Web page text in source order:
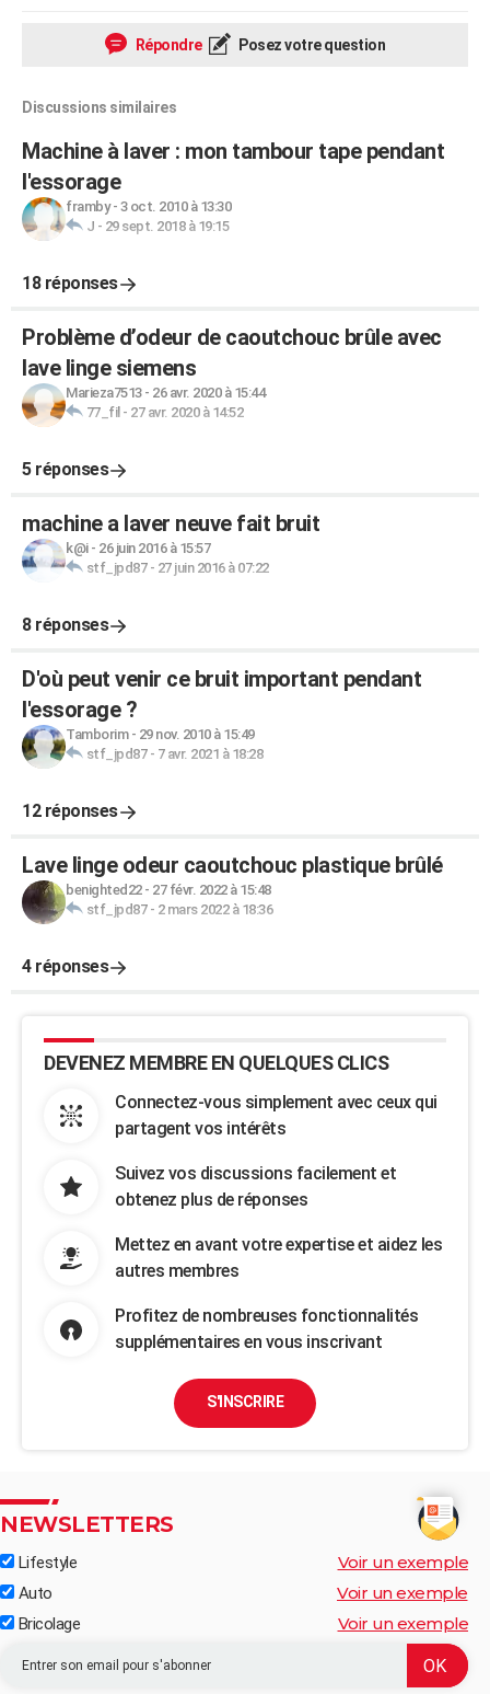
Répondre Posez votre question
Discussions similaires
Machine à laver : mon tambour tape pendant
l'essorage
framby- 3 oct. 2010 à 13:30
J - 29 sept. 2018 à 19:15
18 réponses
Problème d’odeur de caoutchouc brûle avec
lave linge siemens
Marieza7513- 26 avr. 2020 à 15:44
77_fil - 27 avr. 2020 à 14:52
5 réponses
machine a laver neuve fait bruit
k@i- 26 juin 2016 à 15:57
stf_jpd87- 27 juin 2016 à 07:22
8 réponses
D'où peut venir ce bruit important pendant
l'essorage ?
Tamborim- 29 nov. 2010 à 15:49
stf_jpd87- 7 avr. 2021 à 18:28
12 réponses
Lave linge odeur caoutchouc plastique brûlé
benighted22- 27 févr. 2022 à 15:48
stf_jpd87- 2 mars 2022 à 18:36
4 réponses
DEVENEZ MEMBRE EN QUELQUES CLICS
Connectez-vous simplement avec ceux qui
partagent vos intérêts
Suivez vos discussions facilement et
obtenez plus de réponses
Mettez en avant votre expertise et aidez les
autres membres
Profitez de nombreuses fonctionnalités
supplémentaires en vous inscrivant
S'INSCRIRE
NEWSLETTERS
Lifestyle Voir un exemple
Auto Voir un exemple
Bricolage Voir un exemple